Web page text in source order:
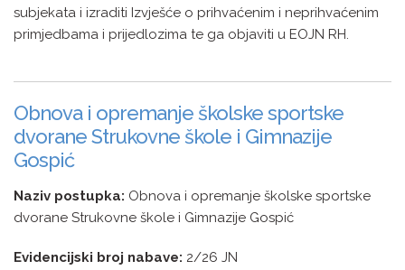
subjekata i izraditi Izvješće o prihvaćenim i neprihvaćenim
primjedbama i prijedlozima te ga objaviti u EOJN RH.
Obnova i opremanje školske sportske
dvorane Strukovne škole i Gimnazije
Gospić
Naziv postupka: Obnova i opremanje školske sportske
dvorane Strukovne škole i Gimnazije Gospić
Evidencijski broj nabave: 2/26 JN